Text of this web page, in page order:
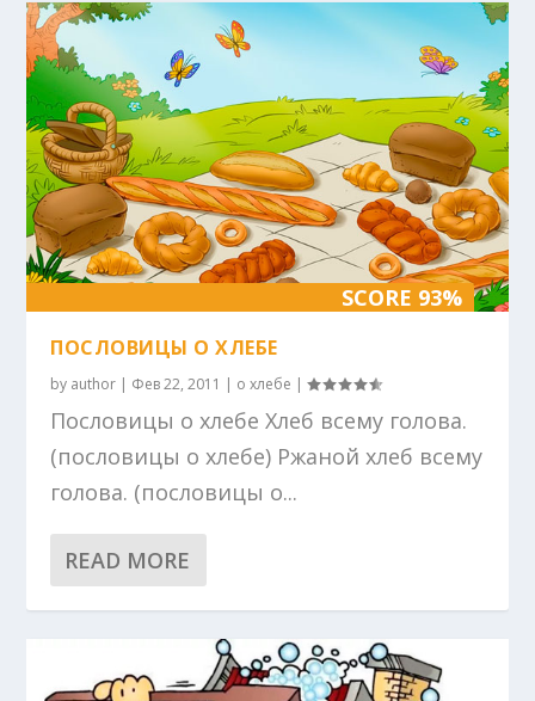
SCORE 93%
ПОСЛОВИЦЫ О ХЛЕБЕ
by author | Фев 22, 2011 | о хлебе |
Пословицы о хлебе Хлеб всему голова.
(пословицы о хлебе) Ржаной хлеб всему
голова. (пословицы о...
READ MORE